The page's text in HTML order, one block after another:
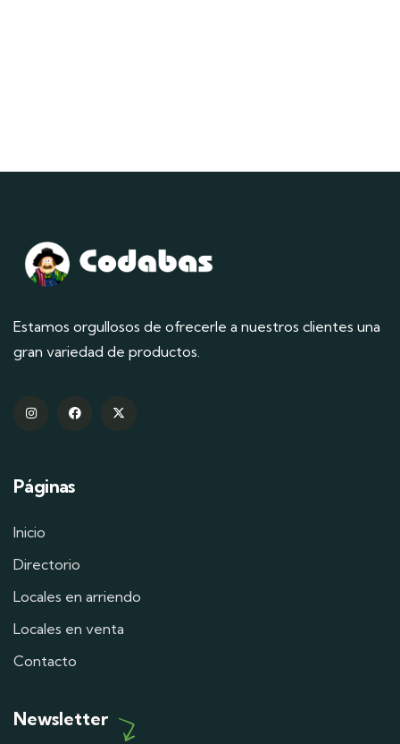
Estamos orgullosos de ofrecerle a nuestros clientes una
gran variedad de productos.
Páginas
Inicio
Directorio
Locales en arriendo
Locales en venta
Contacto
Newsletter